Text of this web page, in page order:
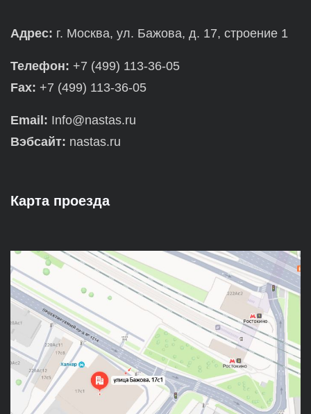
Адрес: г. Москва, ул. Бажова, д. 17, строение 1
Телефон: +7 (499) 113-36-05
Fax: +7 (499) 113-36-05
Email: Info@nastas.ru
Вэбсайт: nastas.ru
Карта проезда